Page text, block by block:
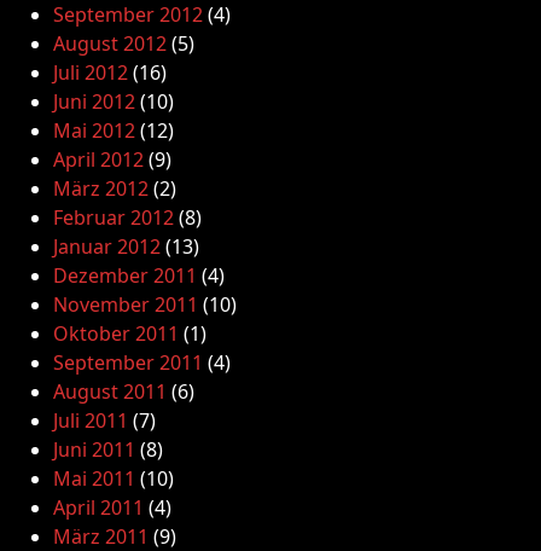
September 2012(4)
August 2012(5)
Juli 2012(16)
Juni 2012(10)
Mai 2012(12)
April 2012(9)
März 2012(2)
Februar 2012(8)
Januar 2012(13)
Dezember 2011 (4)
November 2011 (10)
Oktober 2011 (1)
September 2011 (4)
August 2011 (6)
Juli 2011 (7)
Juni 2011 (8)
Mai 2011 (10)
April 2011 (4)
März 2011 (9)